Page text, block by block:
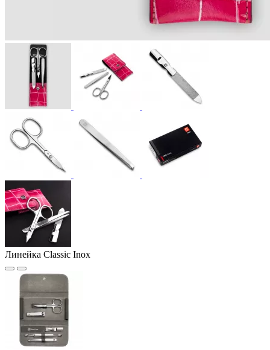
Линейка Classic Inox